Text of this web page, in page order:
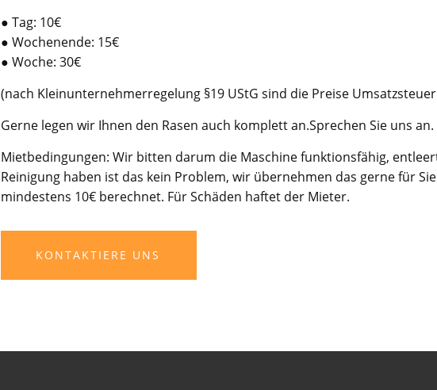
● Tag: 10€
● Wochenende: 15€
● Woche: 30€
(nach Kleinunternehmerregelung §19 UStG sind die Preise
Gerne legen wir Ihnen den Rasen auch komplett an.Sprechen Sie uns an.
Mietbedingungen: Wir bitten darum die Maschine funktionsfähig,
Reinigung haben ist das kein Problem, wir übernehmen das gerne für
mindestens 10€ berechnet. Für Schäden haftet der Mieter.
KONTAKTIERE UNS